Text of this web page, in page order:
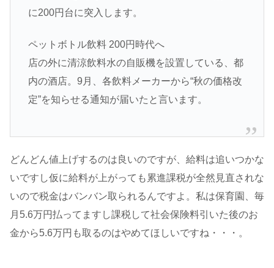
に200円台に突入します。
ペットボトル飲料 200円時代へ
店の外に清涼飲料水の自販機を設置している、都
内の酒店。9月、各飲料メーカーから“秋の価格改
定”を知らせる通知が届いたと言います。
どんどん値上げするのは良いのですが、給料は追いつかな
いですし仮に給料が上がっても累進課税が全然見直されな
いので税金はバンバン取られるんですよ。私は保育園、毎
月5.6万円払ってますし課税して社会保険料引いた後のお
金から5.6万円も取るのはやめてほしいですね・・・。